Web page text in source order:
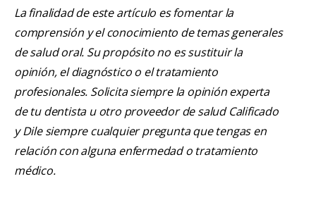
La finalidad de este artículo es fomentar la
comprensión y el conocimiento de temas generales
de salud oral. Su propósito no es sustituir la
opinión, el diagnóstico o el tratamiento
profesionales. Solicita siempre la opinión experta
de tu dentista u otro proveedor de salud Calificado
y Dile siempre cualquier pregunta que tengas en
relación con alguna enfermedad o tratamiento
médico.